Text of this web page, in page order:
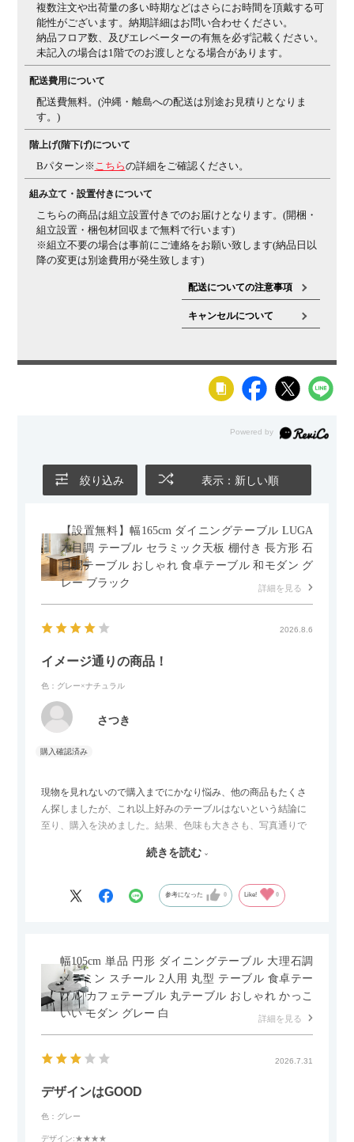
付属品 ペントレー(1個)、仕切板(2枚)、鍵(2個)
保証について 1～3年保証(部位により保証期間が変わります)※社団法
人日本オフィス家具協会(JOIFA)規定に基づく
はこちら
る返品・交換は承れない場合がございます
(2個)アジャスター付き
複数注文や出荷量の多い時期などはさらにお時間を頂戴する可
能性がございます。納期詳細はお問い合わせください。
納品フロア数、及びエレベーターの有無を必ず記載ください。
未記入の場合は1階でのお渡しとなる場合があります。
配送費用について
配送費無料。(沖縄・離島への配送は別途お見積りとなりま
す。)
階上げ(階下げ)について
Bパターン※ こちらの詳細をご確認ください。
組み立て・設置付きについて
こちらの商品は組立設置付きでのお届けとなります。(開梱・
組立設置・梱包材回収まで無料で行います)
※組立不要の場合は事前にご連絡をお願い致します(納品日以
降の変更は別途費用が発生致します)
配送についての注意事項
キャンセルについて
絞り込み 表示：新しい順
【設置無料】幅165cm ダイニングテーブル LUGA
木目調 テーブル セラミック天板 棚付き 長方形 石
目調テーブル おしゃれ 食卓テーブル 和モダン グ
レー ブラック
詳細を見る
2026.8.6
イメージ通りの商品！
色：グレー×ナチュラル
さつき
現物を見れないので購入までにかなり悩み、他の商品もたくさ
ん探しましたが、これ以上好みのテーブルはないという結論に
至り、購入を決めました。結果、色味も大きさも、写真通りで
セラミック天板が思った以上に滑りが良く、汚れも拭きやすい
はいけないかもしれません。天板が冷たいので冬にどうなるの
かなというのも気になります。
続きを読む
参考になった 0 Like! 0
幅105cm 単品 円形 ダイニングテーブル 大理石調
メラミン スチール 2人用 丸型 テーブル 食卓テー
ブル カフェテーブル 丸テーブル おしゃれ かっこ
いい モダン グレー 白
詳細を見る
2026.7.31
デザインはGOOD
色：グレー
デザイン:★★★★